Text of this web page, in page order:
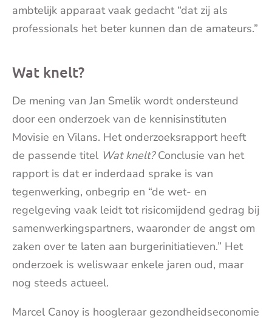
ambtelijk apparaat vaak gedacht “dat zij als
professionals het beter kunnen dan de amateurs.”
Wat knelt?
De mening van Jan Smelik wordt ondersteund
door een onderzoek van de kennisinstituten
Movisie en Vilans. Het onderzoeksrapport heeft
de passende titel Wat knelt?Conclusie van het
rapport is dat er inderdaad sprake is van
tegenwerking, onbegrip en “de wet- en
regelgeving vaak leidt tot risicomijdend gedrag bij
samenwerkingspartners, waaronder de angst om
zaken over te laten aan burgerinitiatieven.” Het
onderzoek is weliswaar enkele jaren oud, maar
nog steeds actueel.
Marcel Canoy is hoogleraar gezondheidseconomie